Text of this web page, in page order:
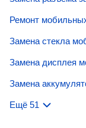
Ремонт
Ещё 51